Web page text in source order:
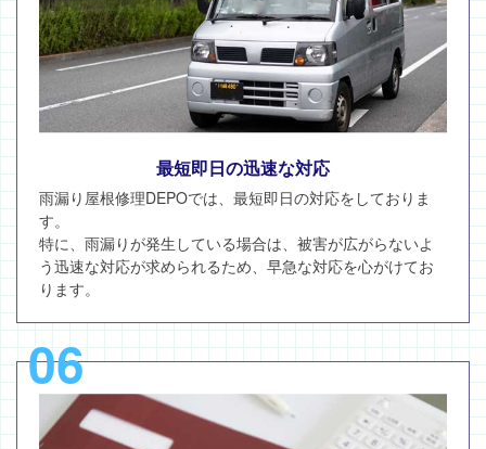
最短即日の迅速な対応
雨漏り屋根修理DEPOでは、最短即日の対応をしておりま
す。
特に、雨漏りが発生している場合は、被害が広がらないよ
う迅速な対応が求められるため、早急な対応を心がけてお
ります。
06